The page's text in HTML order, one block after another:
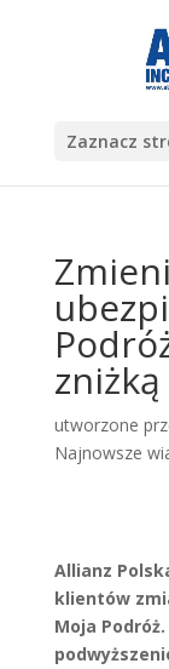
Zaznacz
zniżką
utworzone
Najnowsze
Allianz
klientów
Moja